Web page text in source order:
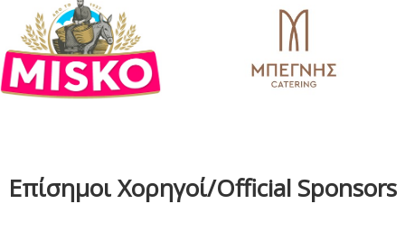
Επίσημοι Χορηγοί/Official Sponsors